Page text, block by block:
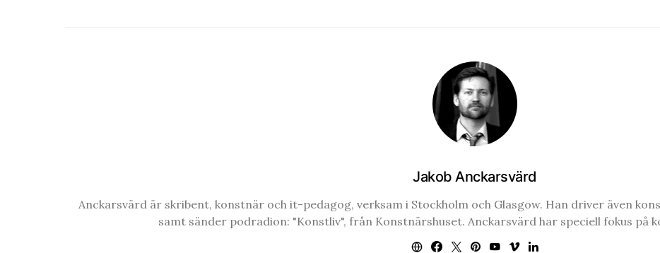
Jakob Anckarsvärd
Anckarsvärd är skribent, konstnär och it-pedagog, verksam i Stockholm och Glasgow. Han driver även
samt sänder podradion: "Konstliv", från Konstnärshuset. Anckarsvärd har speciell fokus på